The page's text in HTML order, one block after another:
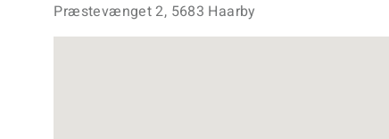
Præstevænget 2, 5683 Haarby